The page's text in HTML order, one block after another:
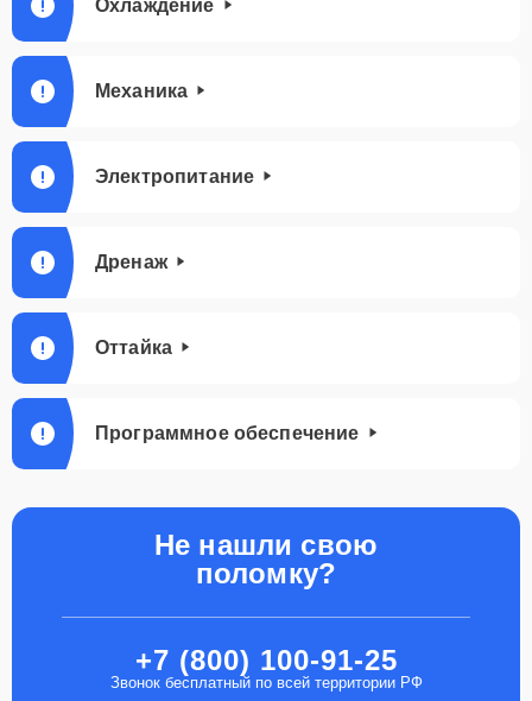
Охлаждение
Механика
Электропитание
Дренаж
Оттайка
Программное обеспечение
Не нашли свою
поломку?
+7 (800) 100-91-25
Звонок бесплатный по всей территории РФ